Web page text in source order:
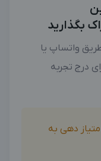
واتساپ یا
درج تجربه
دهی به